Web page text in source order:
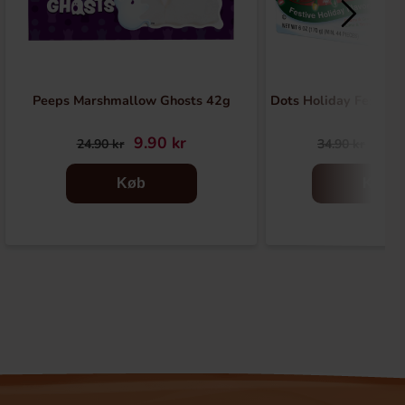
Peeps Marshmallow Ghosts 42g
24.90 kr 9.90 kr
Køb
Dots Holiday Festive
34.90 kr